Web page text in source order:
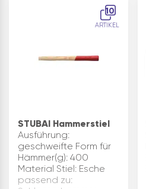
10
ARTIKEL
STUBAI Hammerstiel
Ausführung:
geschweifte Form für
Hämmer(g): 400
Material Stiel: Esche
passend zu: